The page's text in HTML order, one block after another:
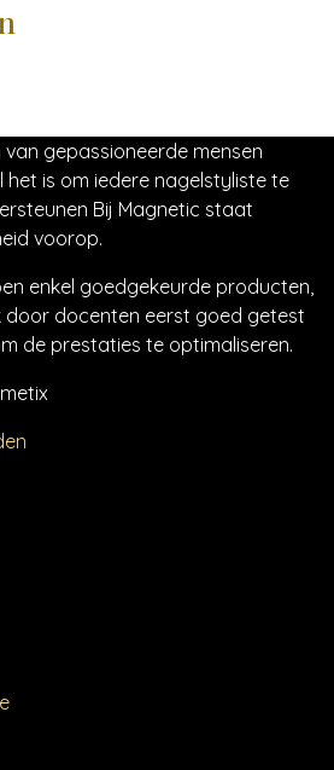
gepassioneerde mensen
het is om iedere nagelstyliste te
Bij Magnetic staat
voorop.
enkel goedgekeurde producten,
door docenten eerst goed getest
de prestaties te optimaliseren.